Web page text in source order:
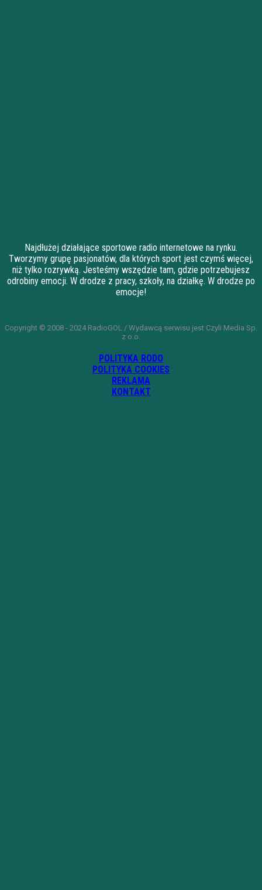
Najdłużej działające sportowe radio internetowe na rynku.
Tworzymy grupę pasjonatów, dla których sport jest czymś więcej,
niż tylko rozrywką. Jesteśmy wszędzie tam, gdzie potrzebujesz
odrobiny emocji. W drodze z pracy, szkoły, na działkę. W drodze po
emocje!
Copyright © 2008 - 2024 RadioGOL / Wydawcą serwisu jest Czyli Media Sp.
z o.o.
POLITYKA RODO
POLITYKA COOKIES
REKLAMA
KONTAKT